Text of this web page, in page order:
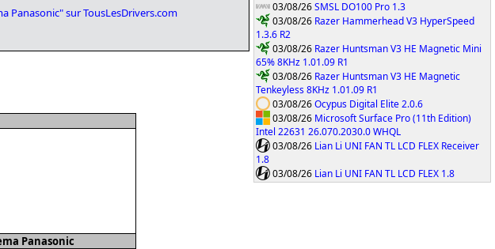
03/08/26SMSL DO100 Pro 1.3
03/08/26 Razer Hammerhead V3 HyperSpeed
1.3.6 R2
03/08/26 Razer Huntsman V3 HE Magnetic Mini
65% 8KHz 1.01.09 R1
03/08/26 Razer Huntsman V3 HE Magnetic
Tenkeyless 8KHz 1.01.09 R1
03/08/26Ocypus Digital Elite 2.0.6
03/08/26 Microsoft Surface Pro (11th Edition)
Intel 22631 26.070.2030.0 WHQL
03/08/26 Lian Li UNI FAN TL LCD FLEX Receiver
1.8
03/08/26 Lian Li UNI FAN TL LCD FLEX 1.8
Panasonic" sur TousLesDrivers.com
Panasonic